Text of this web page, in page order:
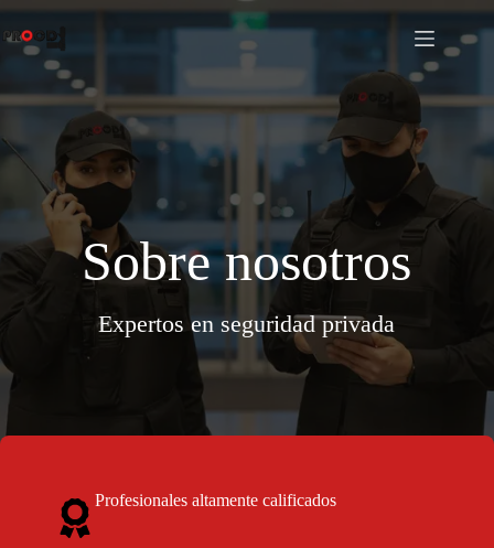
Saltar
al
contenido
Sobre nosotros
Expertos en seguridad privada
Profesionales altamente calificados